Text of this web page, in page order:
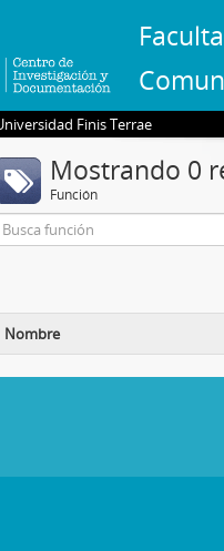
Finis Terrae
Mostrando 0
Función
Nombre